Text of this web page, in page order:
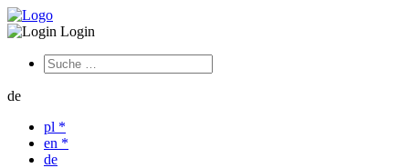
Login
de
pl *
en *
de